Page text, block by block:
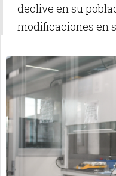
declive en su
modificaciones en